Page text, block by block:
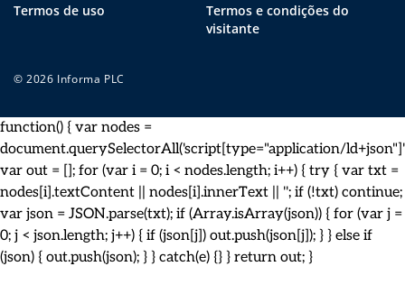
Termos de uso
Termos e condições do
visitante
© 2026 Informa PLC
function() { var nodes =
document.querySelectorAll('script[type="application/
var out = []; for (var i = 0; i < nodes.length; i++) { try { var txt =
nodes[i].textContent || nodes[i].innerText || ''; if (!txt) continue;
var json = JSON.parse(txt); if (Array.isArray(json)) { for (var j =
0; j < json.length; j++) { if (json[j]) out.push(json[j]); } } else if
(json) { out.push(json); } } catch(e) {} } return out; }